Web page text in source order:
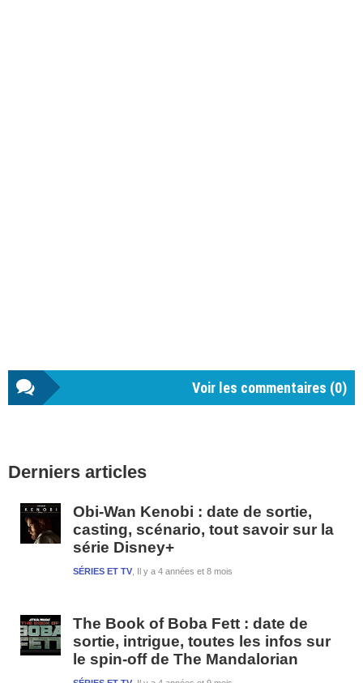
Voir les commentaires (0)
latérale
Derniers articles
Obi-Wan Kenobi : date de sortie,
casting, scénario, tout savoir sur la
série Disney+
Il y a 4 années et 8 mois
SÉRIES ET TV
The Book of Boba Fett : date de
sortie, intrigue, toutes les infos sur
le spin-off de The Mandalorian